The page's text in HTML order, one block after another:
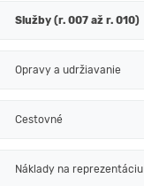
Služby (r. 007 až r. 010)
Opravy a udržiavanie
Cestovné
Náklady na reprezentáciu